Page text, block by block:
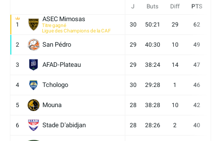
J Buts Diff PTS
1
ASEC Mimosas
Titre gagné
Ligue des Champions de la CAF
30 50:21 29 62
2 San Pédro 29 40:30 10 49
3 AFAD-Plateau 29 38:24 14 47
4 Tchologo 30 29:28 1 46
5 Mouna 28 38:28 10 42
6 Stade D'abidjan 28 28:26 2 40